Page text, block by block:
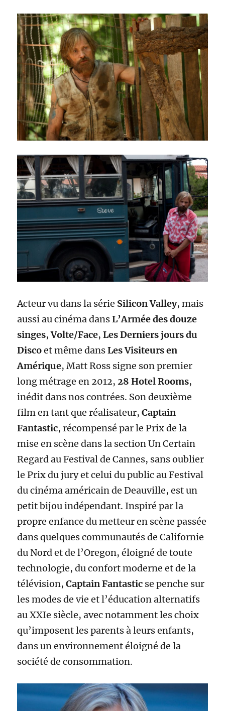
Acteur vu dans la série Silicon Valley, mais
aussi au cinéma dansL’Armée des douze
singes,Volte/Face,Les Derniers jours du
Discoet même dansLes Visiteurs en
Amérique, Matt Ross signe son premier
long métrage en 2012, 28 Hotel Rooms,
inédit dans nos contrées. Son deuxième
film en tant que réalisateur,Captain
Fantastic, récompensé par le Prix de la
mise en scène dans la section Un Certain
Regard au Festival de Cannes, sans oublier
le Prix du jury et celui du public au Festival
du cinéma américain de Deauville, est un
petit bijou indépendant. Inspiré par la
propre enfance du metteur en scène passée
dans quelques communautés de Californie
du Nord et de l’Oregon, éloigné de toute
technologie, du confort moderne et de la
télévision,Captain Fantastic se penche sur
les modes de vie et l’éducation alternatifs
au XXIe siècle, avec notamment les choix
qu’imposent les parents à leurs enfants,
dans un environnement éloigné de la
société de consommation.